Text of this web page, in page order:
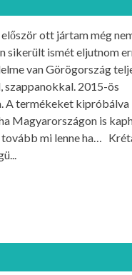
ott jártam még
ismét eljutnom
van Görögország
2015-ös
A termékeket kipróbálva
Magyarországon is
tovább mi lenne ha…